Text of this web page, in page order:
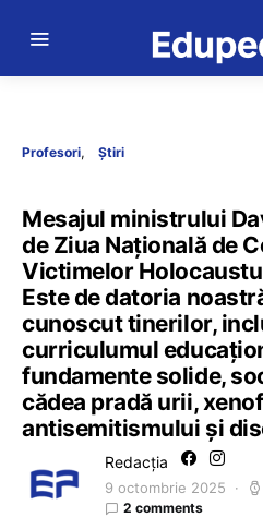
Profesori Știri
Mesajul ministrului
de Ziua Națională de
Victimelor
Este de datoria
cunoscut tinerilor,
curriculumul
fundamente solide,
cădea pradă urii,
antisemitismului și
Redacția
9 octombrie 2025
2 comments